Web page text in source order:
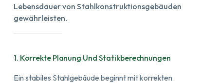
Lebensdauer von Stahlkonstruktionsgebäuden
gewährleisten.
1. Korrekte Planung Und Statikberechnungen
Ein stabiles Stahlgebäude beginnt mit korrekten